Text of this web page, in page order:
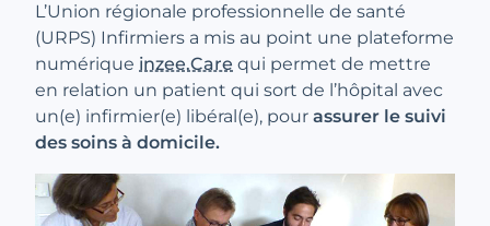
L’Union régionale professionnelle de santé
(URPS) Infirmiers a mis au point une plateforme
numérique inzee.Care qui permet de mettre
en relation un patient qui sort de l’hôpital avec
un(e) infirmier(e) libéral(e), pour assurer le suivi
des soins à domicile.